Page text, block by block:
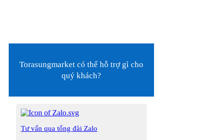
Torasungmarket có thể hỗ trợ gì cho
quý khách?
Tư vấn qua tổng đài Zalo